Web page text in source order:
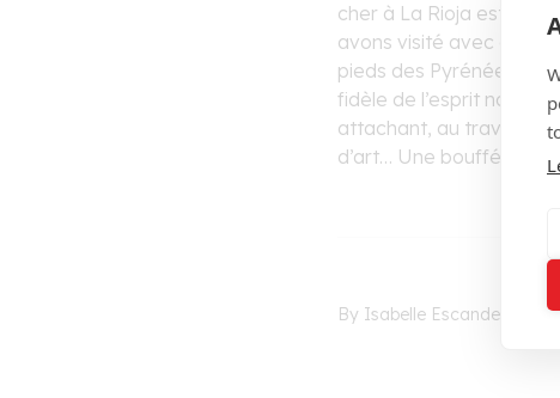
cher à La Rioja est
avons visité avec
pieds des Pyrénées. Le
fidèle de l’esprit
attachant, au travers de
d’art… Une bouffée de
By Isabelle Escande